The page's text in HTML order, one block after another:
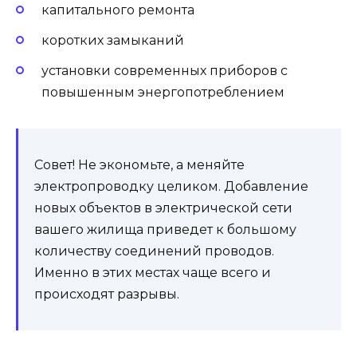
капитального ремонта
коротких замыканий
установки современных приборов с
повышенным энергопотреблением
Совет! Не экономьте, а меняйте
электропроводку целиком. Добавление
новых объектов в электрической сети
вашего жилища приведет к большому
количеству соединений проводов.
Именно в этих местах чаще всего и
происходят разрывы.